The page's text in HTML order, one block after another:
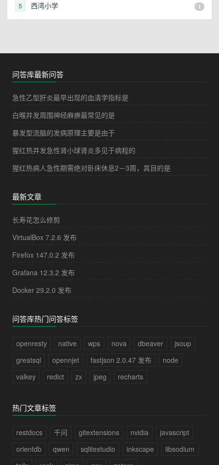
5 西湾小学 1
问答库最新问答
急性乙型肝炎最早出现的血清学指标是
白喉并发周围神经麻痹最常见的是
暴发型流脑的发病原理主要是由于
猩红热并发急性肾小球肾炎多见于病程的
猩红热病人急性期需绝对卧床休息2－3周，其目的是
最新文章
长寿花怎么修剪
VirtualBox 7.2.6 发布
Firefox 147.0.2 发布
Grafana 12.3.2 发布
Docker 29.2.0 发布
问答库热门问答标签
openresty native wps nova dbeaver
jsoup
greatsql
opennjet fastjson 2.0.47 发布
node
valkey
redict zx jpeg recharts
热门文章标签
restdocs 千问 gitextensions nvidia
javascript
orientdb
qwen sqlitestudio inkscape
libsodium